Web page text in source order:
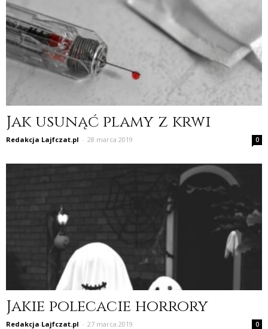
Jak usunąć plamy z krwi
Redakcja Lajfczat.pl - 28 marca 2019 0
Jakie polecacie horrory
Redakcja Lajfczat.pl - 27 marca 2019 0